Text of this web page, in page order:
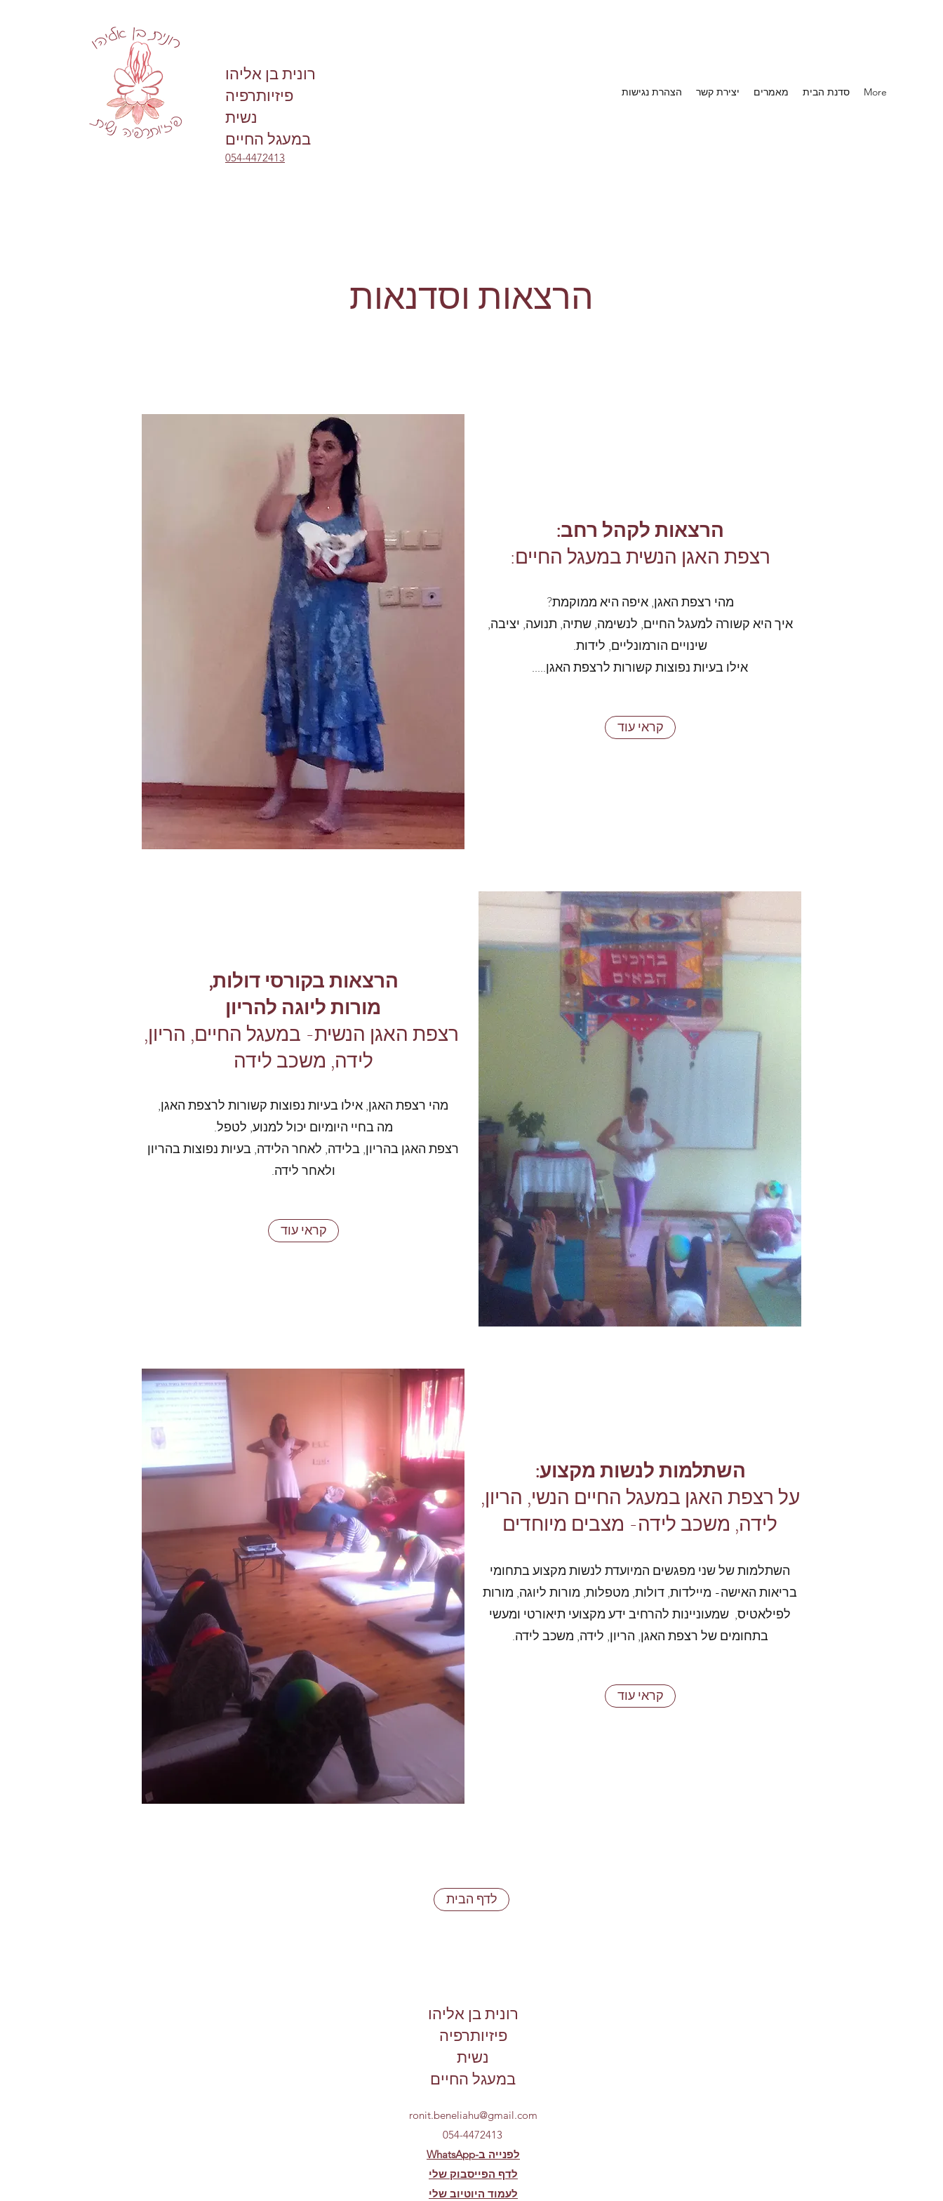
רונית בן אליהו
פיזיותרפיה
נשית
במעגל החיים
054-4472413
הצהרת נגישות יצירת קשר מאמרים סדנת הבית More
הרצאות וסדנאות
הרצאות לקהל רחב:
רצפת האגן הנשית במעגל החיים:
מהי רצפת האגן, איפה היא ממוקמת?
איך היא קשורה למעגל החיים, לנשימה, שתיה, תנועה, יציבה,
שינויים הורמונליים, לידות.
אילו בעיות נפוצות קשורות לרצפת האגן.....
קראי עוד
הרצאות בקורסי דולות,
מורות ליוגה להריון
רצפת האגן הנשית- במעגל החיים, הריון,
לידה, משכב לידה
מהי רצפת האגן, אילו בעיות נפוצות קשורות לרצפת האגן,
מה בחיי היומיום יכול למנוע, לטפל.
רצפת האגן בהריון, בלידה, לאחר הלידה, בעיות נפוצות בהריון
ולאחר לידה.
קראי עוד
השתלמות לנשות מקצוע:
על רצפת האגן במעגל החיים הנשי, הריון,
לידה, משכב לידה- מצבים מיוחדים
השתלמות של שני מפגשים המיועדת לנשות מקצוע בתחומי
בריאות האישה- מיילדות, דולות, מטפלות, מורות ליוגה, מורות
לפילאטיס, שמעוניינות להרחיב ידע מקצועי תיאורטי ומעשי
בתחומים של רצפת האגן, הריון, לידה, משכב לידה.
קראי עוד
לדף הבית
רונית בן אליהו
פיזיותרפיה
נשית
במעגל החיים
ronit.beneliahu@gmail.com
054-4472413
WhatsApp-לפנייה ב
לדף הפייסבוק שלי
לעמוד היוטיוב שלי